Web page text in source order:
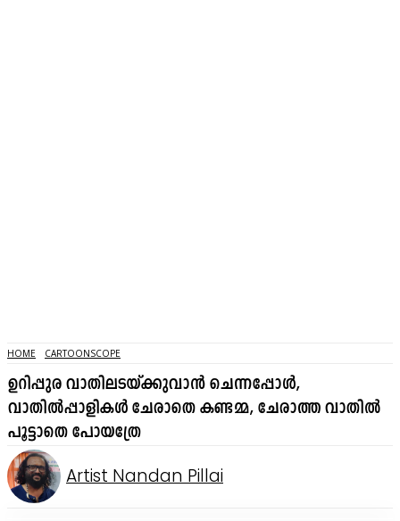
HOME CARTOONSCOPE
ഉറിപ്പുര വാതിലടയ്ക്കുവാൻ ചെന്നപ്പോൾ,
വാതിൽപ്പാളികൾ ചേരാതെ കണ്ടമ്മ, ചേരാത്ത വാതിൽ
പൂട്ടാതെ പോയത്രേ
Artist Nandan Pillai